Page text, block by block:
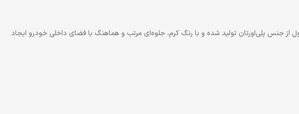
محصول از جنس پلی‌اورتان تولید شده و با رنگ کرم، جلوه‌ای مرتب و هماهنگ با فضای داخلی خودرو ایجاد